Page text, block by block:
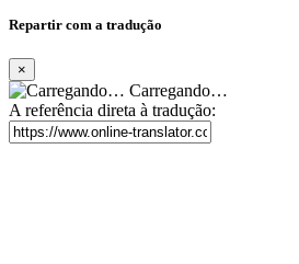
Repartir com a tradução
×
Carregando…
A referência direta à tradução: